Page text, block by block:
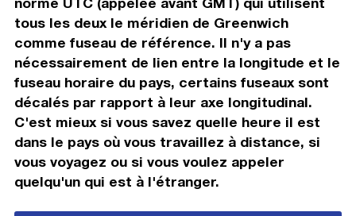
tous les deux le méridien de Greenwich
comme fuseau de référence. Il n'y a pas
nécessairement de lien entre la longitude et le
fuseau horaire du pays, certains fuseaux sont
décalés par rapport à leur axe longitudinal.
C'est mieux si vous savez quelle heure il est
dans le pays où vous travaillez à distance, si
vous voyagez ou si vous voulez appeler
quelqu'un qui est à l'étranger.